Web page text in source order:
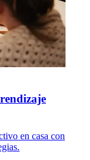
en casa con